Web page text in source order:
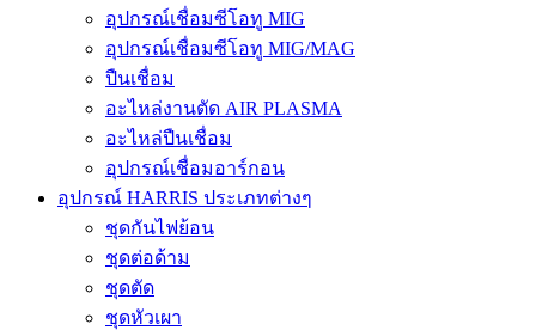
อุปกรณ์เชื่อมซีโอทู MIG
อุปกรณ์เชื่อมซีโอทู MIG/MAG
ปืนเชื่อม
อะไหล่งานตัด AIR PLASMA
อะไหล่ปืนเชื่อม
อุปกรณ์เชื่อมอาร์กอน
อุปกรณ์ HARRIS ประเภทต่างๆ
ชุดกันไฟย้อน
ชุดต่อด้าม
ชุดตัด
ชุดหัวเผา